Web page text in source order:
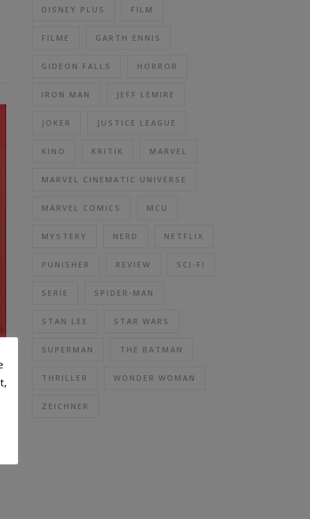
DISNEY PLUS FILM
FILME GARTH ENNIS
GIDEON FALLS HORROR
IRON MAN JEFF LEMIRE
JOKER JUSTICE LEAGUE
KINO KRITIK MARVEL
MARVEL CINEMATIC UNIVERSE
MARVEL COMICS MCU
MYSTERY NERD NETFLIX
PUNISHER REVIEW SCI-FI
SERIE SPIDER-MAN
STAN LEE STAR WARS
SUPERMAN THE BATMAN
THRILLER WONDER WOMAN
ZEICHNER